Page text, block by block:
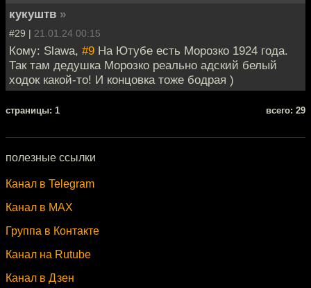
кукуштв »
#29 | 21.01.24 00:15
Кому: Slawa, #9 На Ютубе есть Морозко 1924 года.
Так там дедушка Морозко реально адский белый
ходок какой-то! И концовка тоже бодрая )
cтраницы: 1 всего: 29
полезные ссылки
Канал в Telegram
Канал в MAX
Группа в Контакте
Канал на Rutube
Канал в Дзен